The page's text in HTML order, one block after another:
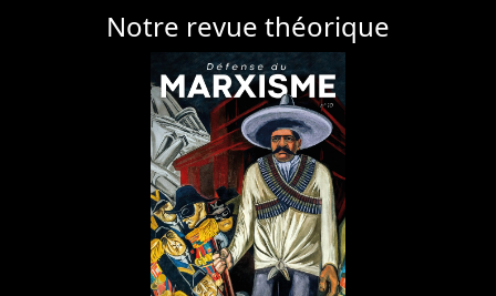
Notre revue théorique